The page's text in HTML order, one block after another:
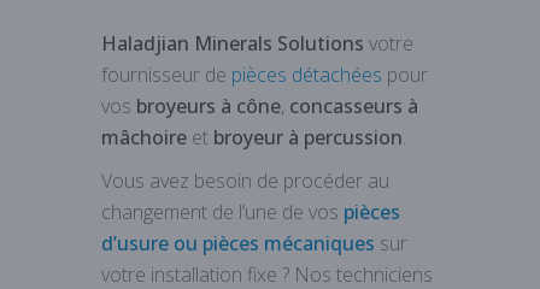
Haladjian Minerals Solutions votre
fournisseur de pièces détachées pour
vos broyeurs à cône, concasseurs à
mâchoire et broyeur à percussion.
Vous avez besoin de procéder au
changement de l’une de vos pièces
d’usure ou pièces mécaniques sur
votre installation fixe ? Nos techniciens